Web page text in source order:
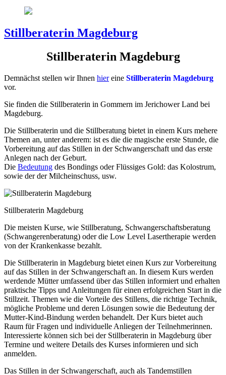
Stillberaterin Magdeburg
Stillberaterin Magdeburg
Demnächst stellen wir Ihnen hiereine Stillberaterin Magdeburg
vor.
Sie finden die Stillberaterin in Gommern im Jerichower Land bei
Magdeburg.
Die Stillberaterin und die Stillberatung bietet in einem Kurs mehere
Themen an, unter anderem: ist es die die magische erste Stunde, die
Vorbereitung auf das Stillen in der Schwangerschaft und das erste
Anlegen nach der Geburt.
Die Bedeutung des Bondings oder Flüssiges Gold: das Kolostrum,
sowie der der Milcheinschuss, usw.
Stillberaterin Magdeburg
Die meisten Kurse, wie Stillberatung, Schwangerschaftsberatung
(Schwangerenberatung) oder die Low Level Lasertherapie werden
von der Krankenkasse bezahlt.
Die Stillberaterin in Magdeburg bietet einen Kurs zur Vorbereitung
auf das Stillen in der Schwangerschaft an. In diesem Kurs werden
werdende Mütter umfassend über das Stillen informiert und erhalten
praktische Tipps und Anleitungen für einen erfolgreichen Start in die
Stillzeit. Themen wie die Vorteile des Stillens, die richtige Technik,
mögliche Probleme und deren Lösungen sowie die Bedeutung der
Mutter-Kind-Bindung werden behandelt. Der Kurs bietet auch
Raum für Fragen und individuelle Anliegen der Teilnehmerinnen.
Interessierte können sich bei der Stillberaterin in Magdeburg über
Termine und weitere Details des Kurses informieren und sich
anmelden.
Das Stillen in der Schwangerschaft, auch als Tandemstillen